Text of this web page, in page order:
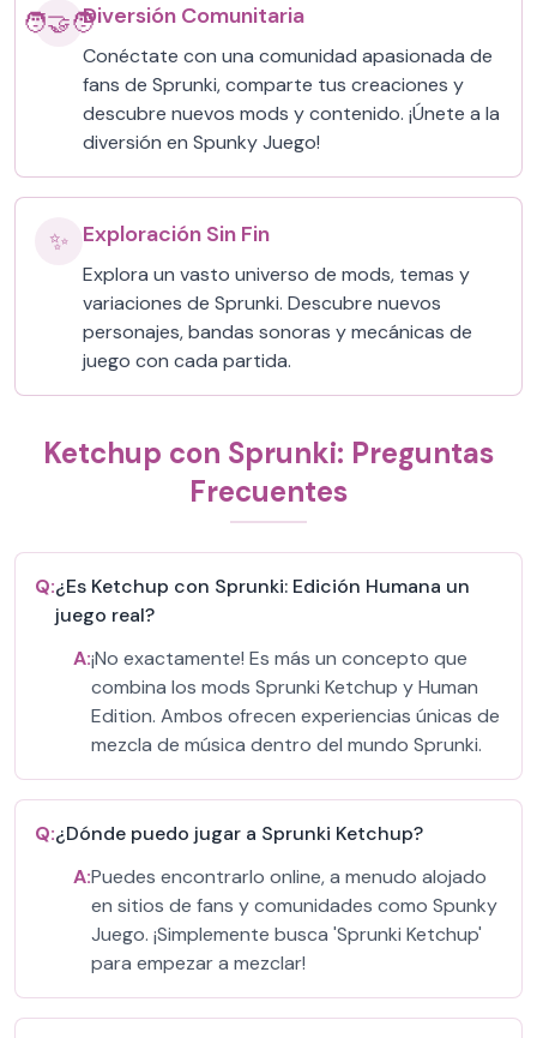
🧑‍🤝‍🧑Diversión Comunitaria
Conéctate con una comunidad apasionada de
fans de Sprunki, comparte tus creaciones y
descubre nuevos mods y contenido. ¡Únete a la
diversión en Spunky Juego!
✨ Exploración Sin Fin
Explora un vasto universo de mods, temas y
variaciones de Sprunki. Descubre nuevos
personajes, bandas sonoras y mecánicas de
juego con cada partida.
Ketchup con Sprunki: Preguntas
Frecuentes
Q:¿Es Ketchup con Sprunki: Edición Humana un
juego real?
A:¡No exactamente! Es más un concepto que
combina los mods Sprunki Ketchup y Human
Edition. Ambos ofrecen experiencias únicas de
mezcla de música dentro del mundo Sprunki.
Q:¿Dónde puedo jugar a Sprunki Ketchup?
A:Puedes encontrarlo online, a menudo alojado
en sitios de fans y comunidades como Spunky
Juego. ¡Simplemente busca 'Sprunki Ketchup'
para empezar a mezclar!